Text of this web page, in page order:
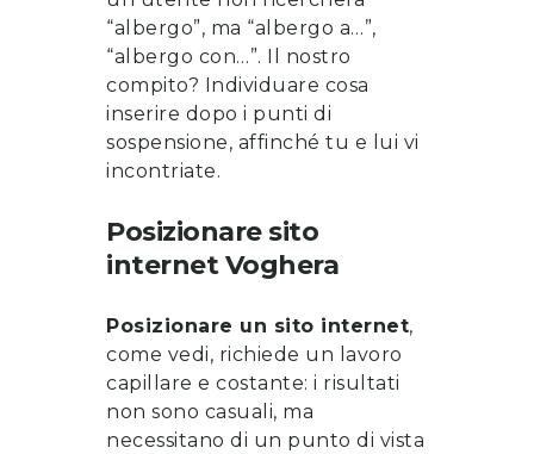
“albergo”, ma “albergo a…”,
“albergo con…”. Il nostro
compito? Individuare cosa
inserire dopo i punti di
sospensione, affinché tu e lui vi
incontriate.
Posizionare sito
internet Voghera
Posizionare un sito internet,
come vedi, richiede un lavoro
capillare e costante: i risultati
non sono casuali, ma
necessitano di un punto di vista